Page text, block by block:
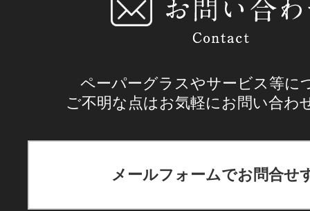
ペーパーグラスやサービス等に
ご不明な点はお気軽にお問い合わ
メールフォームでお問合せ